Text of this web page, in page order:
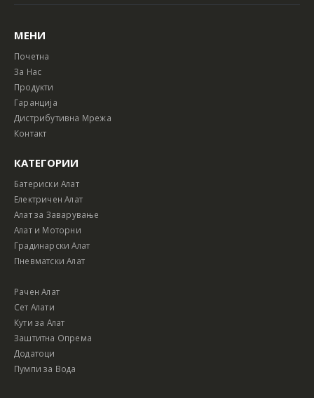
МЕНИ
Почетна
За Нас
Продукти
Гаранција
Дистрибутивна Мрежа
Контакт
КАТЕГОРИИ
Батериски Алат
Електричен Алат
Алат за Заварување
Алат и Моторни
Градинарски Алат
Пневматски Алат
Рачен Алат
Сет Алати
Кути за Алат
Заштитна Опрема
Додатоци
Пумпи за Вода